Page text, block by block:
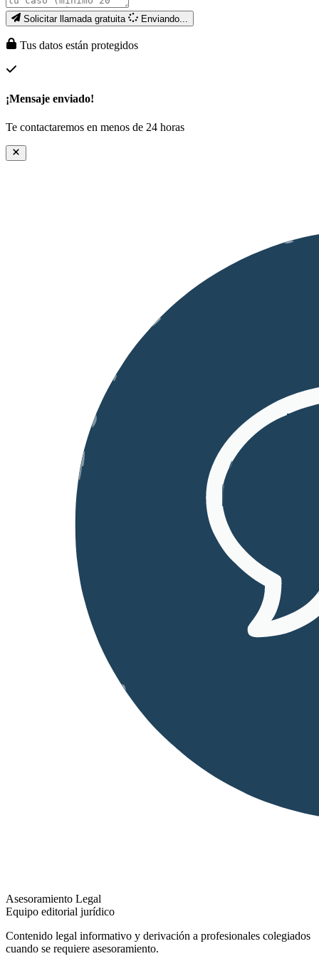
Solicitar llamada gratuita Enviando...
Tus datos están protegidos
¡Mensaje enviado!
Te contactaremos en menos de 24 horas
Asesoramiento Legal
Equipo editorial jurídico
Contenido legal informativo y derivación a profesionales colegiados
cuando se requiere asesoramiento.